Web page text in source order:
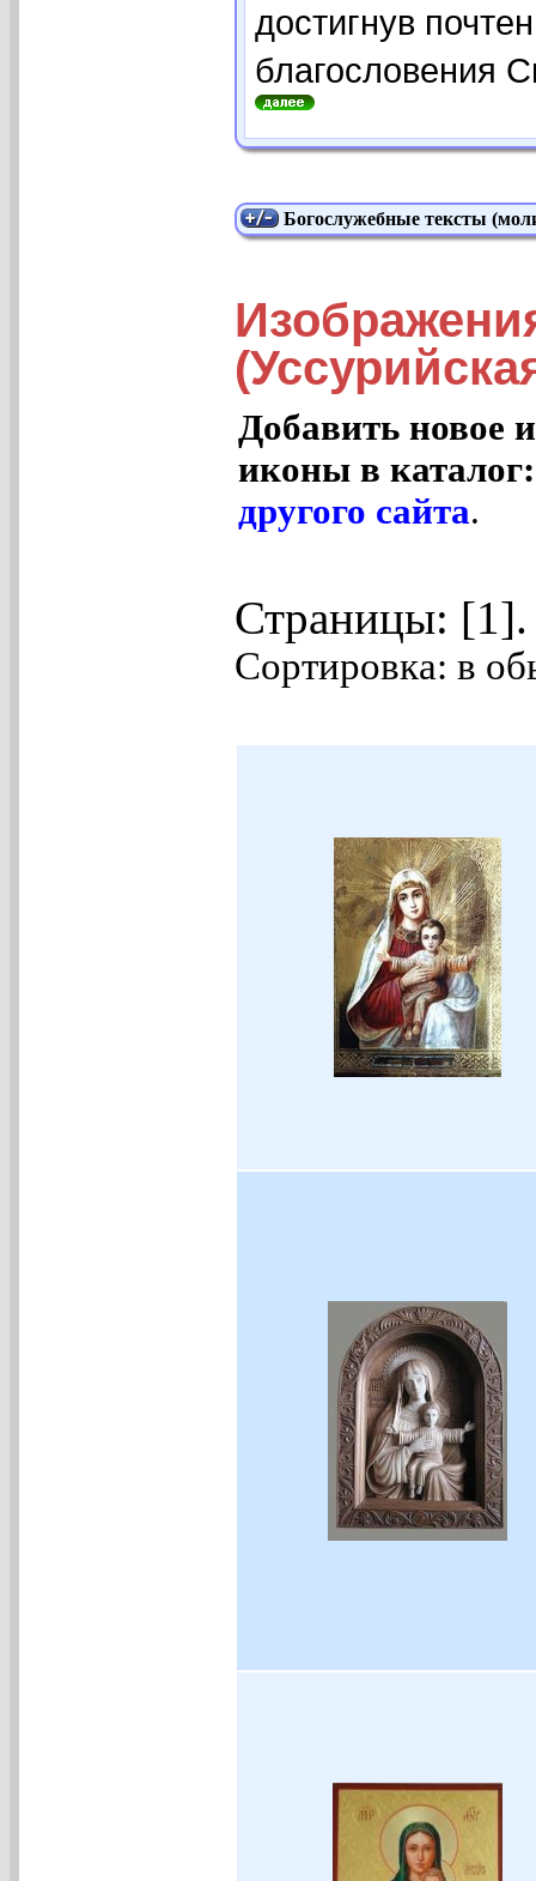
достигнув
благословения
Богослужебные тексты
Добавить новое
иконы в
другого сайта.
Страницы:
Сортировка: в